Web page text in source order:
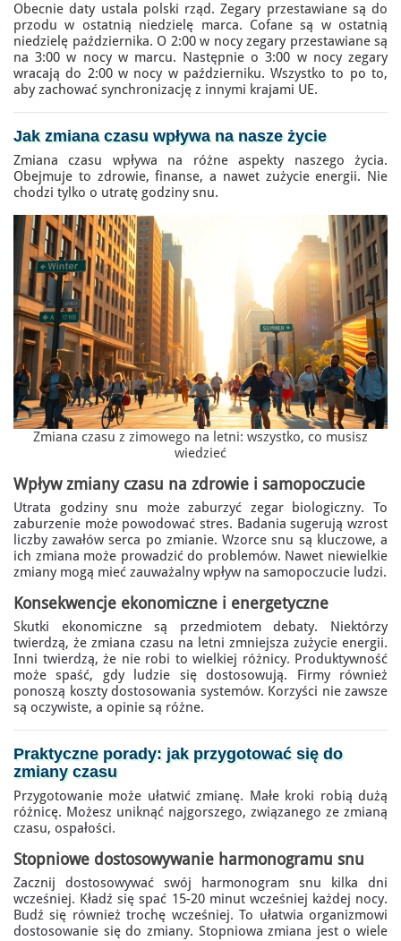
Obecnie daty ustala polski rząd. Zegary przestawiane są do
przodu w ostatnią niedzielę marca. Cofane są w ostatnią
niedzielę października. O 2:00 w nocy zegary przestawiane są
na 3:00 w nocy w marcu. Następnie o 3:00 w nocy zegary
wracają do 2:00 w nocy w październiku. Wszystko to po to,
aby zachować synchronizację z innymi krajami UE.
Jakzmiana czasuwpływa na nasze życie
Zmiana czasu wpływa na różne aspekty naszego życia.
Obejmuje to zdrowie, finanse, a nawet zużycie energii. Nie
chodzi tylko o utratę godziny snu.
Zmiana czasu z zimowego na letni: wszystko, co musisz
wiedzieć
Wpływ zmiany czasu na zdrowie i samopoczucie
Utrata godziny snu może zaburzyć zegar biologiczny. To
zaburzenie może powodować stres. Badania sugerują wzrost
liczby zawałów serca po zmianie. Wzorce snu są kluczowe, a
ich zmiana może prowadzić do problemów. Nawet niewielkie
zmiany mogą mieć zauważalny wpływ na samopoczucie ludzi.
Konsekwencje ekonomiczne i energetyczne
Skutki ekonomiczne są przedmiotem debaty. Niektórzy
twierdzą, że zmiana czasu na letni zmniejsza zużycie energii.
Inni twierdzą, że nie robi to wielkiej różnicy. Produktywność
może spaść, gdy ludzie się dostosowują. Firmy również
ponoszą koszty dostosowania systemów. Korzyści nie zawsze
są oczywiste, a opinie są różne.
Praktyczne porady: jak przygotować się do
zmiany czasu
Przygotowanie może ułatwić zmianę. Małe kroki robią dużą
różnicę. Możesz uniknąć najgorszego, związanego ze zmianą
czasu, ospałości.
Stopniowe dostosowywanie harmonogramu snu
Zacznij dostosowywać swój harmonogram snu kilka dni
wcześniej. Kładź się spać 15-20 minut wcześniej każdej nocy.
Budź się również trochę wcześniej. To ułatwia organizmowi
dostosowanie się do zmiany. Stopniowa zmiana jest o wiele